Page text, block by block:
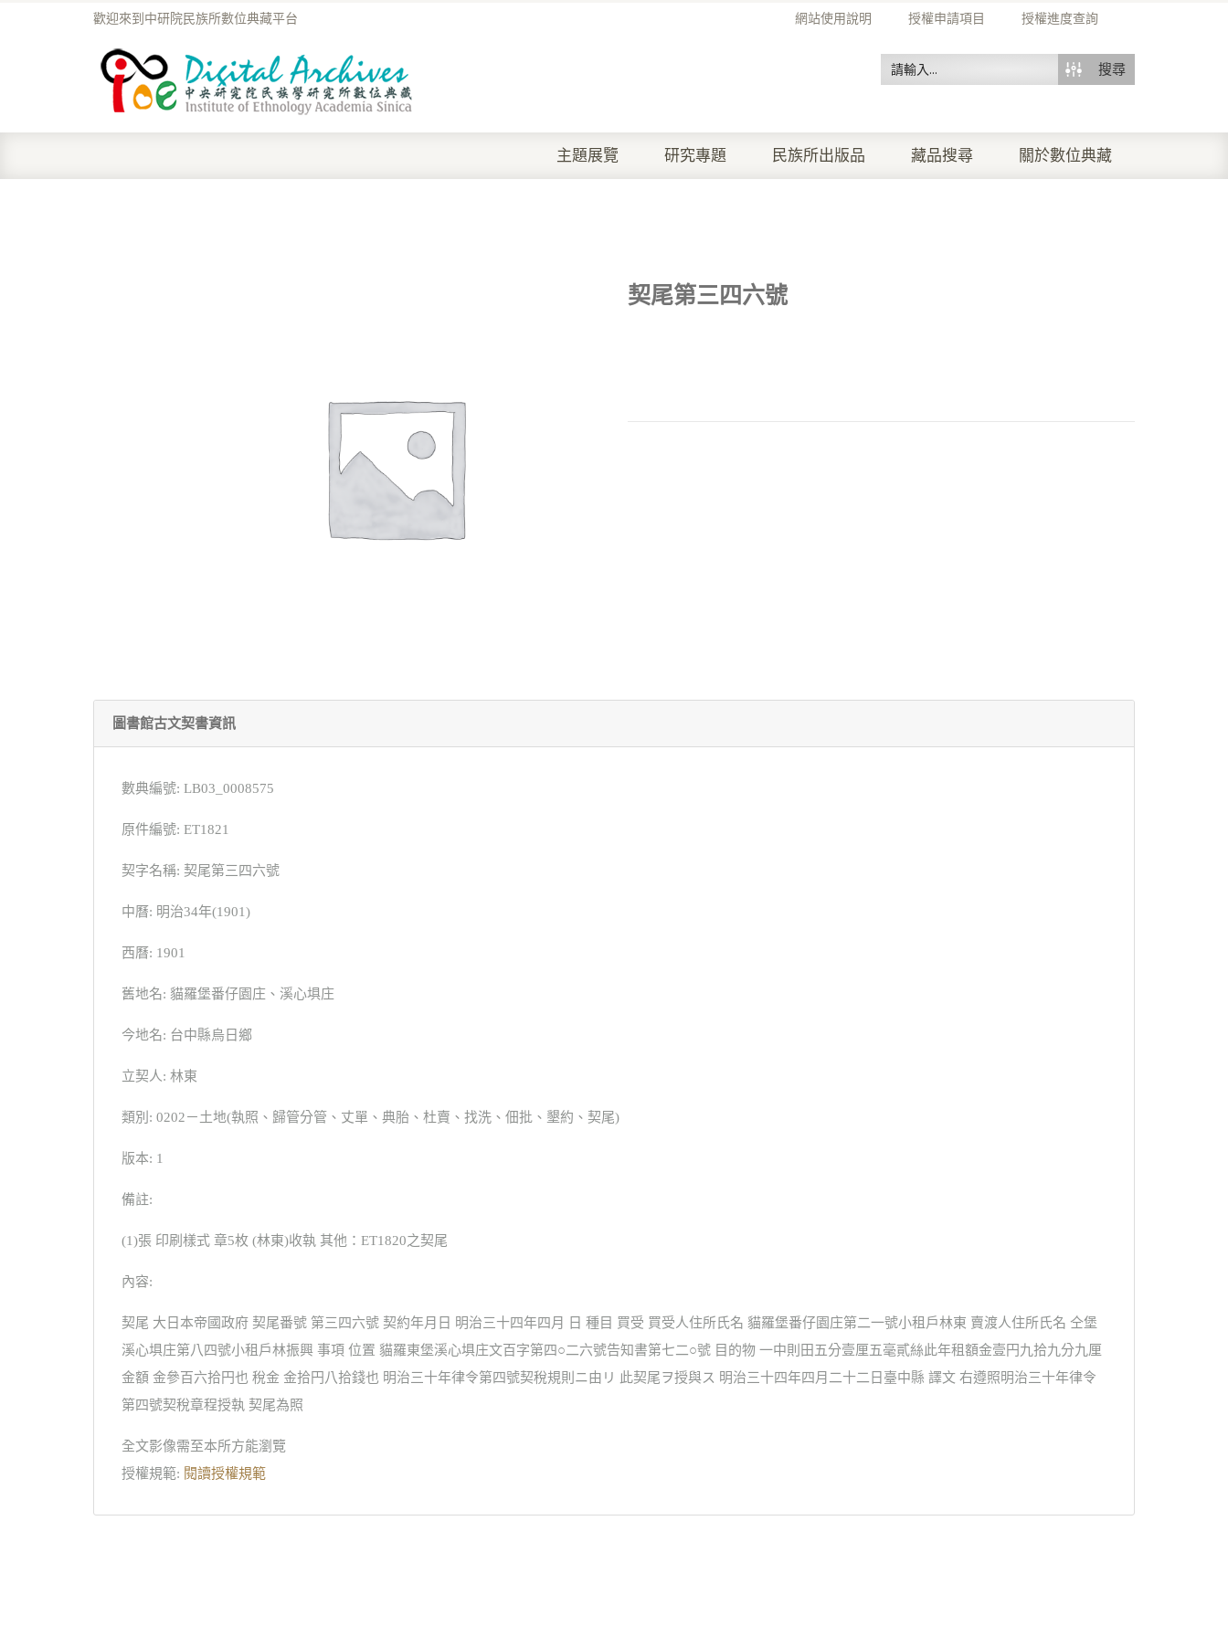
網站使用說明 授權申請項目 授權進度查詢
歡迎來到中研院民族所數位典藏平台
搜尋
主題展覽 研究專題 民族所出版品 藏品搜尋 關於數位典藏
契尾第三四六號
圖書館古文契書資訊
數典編號: LB03_0008575
原件編號: ET1821
契字名稱: 契尾第三四六號
中曆: 明治34年(1901)
西曆: 1901
舊地名: 貓羅堡番仔園庄、溪心埧庄
今地名: 台中縣烏日鄉
立契人: 林東
類別: 0202－土地(執照、歸管分管、丈單、典胎、杜賣、找洗、佃批、墾約、契尾)
版本: 1
備註:
(1)張 印刷樣式 章5枚 (林東)收執 其他：ET1820之契尾
內容:
契尾 大日本帝國政府 契尾番號 第三四六號 契約年月日 明治三十四年四月 日 種目 買受 買受人住所氏名 貓羅堡番仔園庄第二一號小租戶林東 賣渡人住所氏名 仝堡
溪心埧庄第八四號小租戶林振興 事項 位置 貓羅東堡溪心埧庄文百字第四○二六號告知書第七二○號 目的物 一中則田五分壹厘五毫貳絲此年租額金壹円九拾九分九厘
金額 金參百六拾円也 稅金 金拾円八拾錢也 明治三十年律令第四號契稅規則ニ由リ 此契尾ヲ授與ス 明治三十四年四月二十二日臺中縣 譯文 右遵照明治三十年律令
第四號契稅章程授執 契尾為照
全文影像需至本所方能瀏覽
授權規範: 閱讀授權規範